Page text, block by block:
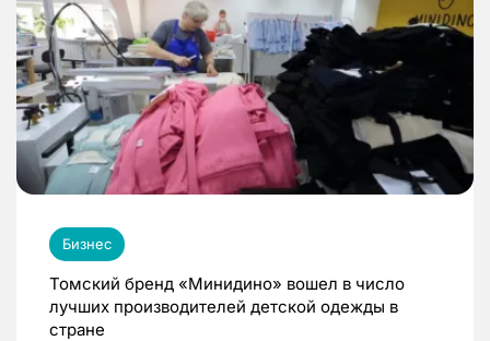
Бизнес
Томский бренд «Минидино» вошел в число
лучших производителей детской одежды в
стране